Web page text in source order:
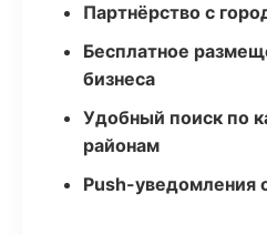
Партнёрство с
Бесплатное
бизнеса
Удобный поиск по
районам
Push-уведомления